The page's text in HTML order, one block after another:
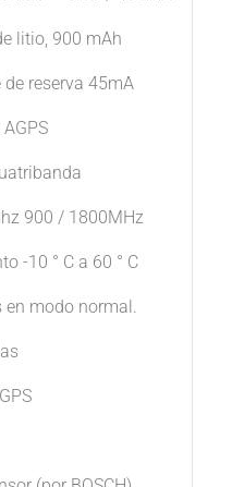
litio, 900 mAh
reserva 45mA
900 / 1800MHz
-10 ° C a 60 ° C
modo normal.